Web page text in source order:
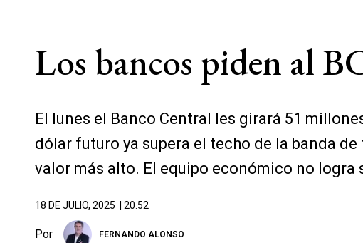
Los bancos piden al
El lunes el Banco Central les girará 51
dólar futuro ya supera el techo de la banda
valor más alto. El equipo económico no
18 DE JULIO, 2025 | 20.52
Por FERNANDO ALONSO